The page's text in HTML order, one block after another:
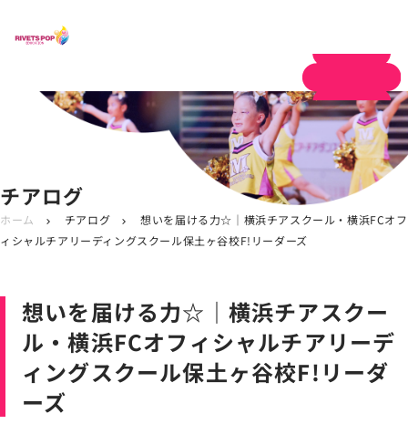
チアログ
ホーム chevron_right チアログ chevron_right
想いを届ける力☆｜横浜チアスクール・横浜FCオフ
ィシャルチアリーディングスクール保土ヶ谷校F!リーダーズ
想いを届ける力☆｜横浜チアスクー
ル・横浜FCオフィシャルチアリーデ
ィングスクール保土ヶ谷校F!リーダ
ーズ